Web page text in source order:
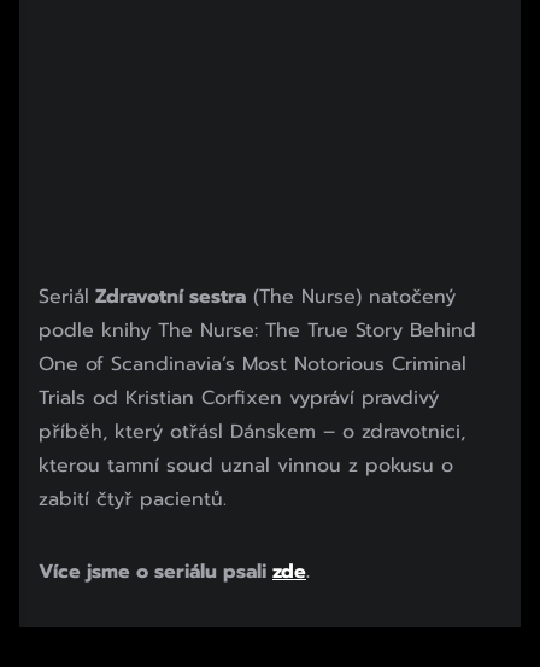
Seriál Zdravotní sestra (The Nurse) natočený
podle knihy The Nurse: The True Story Behind
One of Scandinavia’s Most Notorious Criminal
Trials od Kristian Corfixen vypráví pravdivý
příběh, který otřásl Dánskem – o zdravotnici,
kterou tamní soud uznal vinnou z pokusu o
zabití čtyř pacientů.
Více jsme o seriálu psali zde.